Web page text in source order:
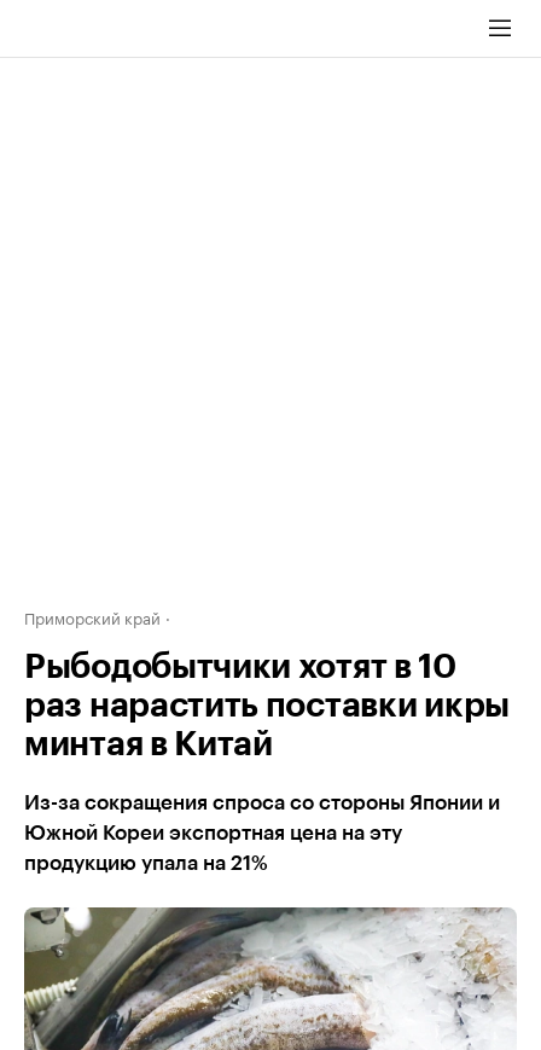
Приморский край
Рыбодобытчики хотят в 10
раз нарастить поставки икры
минтая в Китай
Из-за сокращения спроса со стороны Японии и
Южной Кореи экспортная цена на эту
продукцию упала на 21%